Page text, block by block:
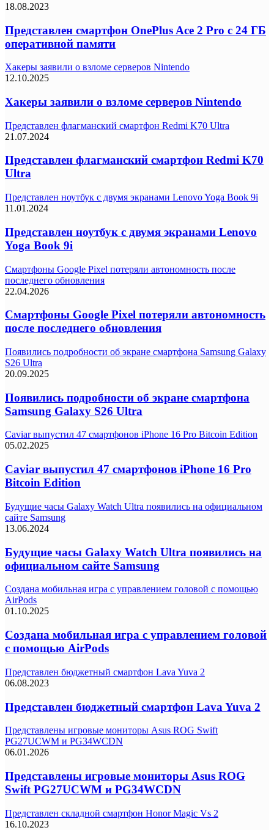
18.08.2023
Представлен смартфон OnePlus Ace 2 Pro с 24 ГБ
оперативной памяти
Хакеры заявили о взломе серверов Nintendo
12.10.2025
Хакеры заявили о взломе серверов Nintendo
Представлен флагманский смартфон Redmi K70 Ultra
21.07.2024
Представлен флагманский смартфон Redmi K70
Ultra
Представлен ноутбук с двумя экранами Lenovo Yoga Book 9i
11.01.2024
Представлен ноутбук с двумя экранами Lenovo
Yoga Book 9i
Смартфоны Google Pixel потеряли автономность после
последнего обновления
22.04.2026
Смартфоны Google Pixel потеряли автономность
после последнего обновления
Появились подробности об экране смартфона Samsung Galaxy
S26 Ultra
20.09.2025
Появились подробности об экране смартфона
Samsung Galaxy S26 Ultra
Caviar выпустил 47 смартфонов iPhone 16 Pro Bitcoin Edition
05.02.2025
Caviar выпустил 47 смартфонов iPhone 16 Pro
Bitcoin Edition
Будущие часы Galaxy Watch Ultra появились на официальном
сайте Samsung
13.06.2024
Будущие часы Galaxy Watch Ultra появились на
официальном сайте Samsung
Создана мобильная игра с управлением головой с помощью
AirPods
01.10.2025
Создана мобильная игра с управлением головой
с помощью AirPods
Представлен бюджетный смартфон Lava Yuva 2
06.08.2023
Представлен бюджетный смартфон Lava Yuva 2
Представлены игровые мониторы Asus ROG Swift
PG27UCWM и PG34WCDN
06.01.2026
Представлены игровые мониторы Asus ROG
Swift PG27UCWM и PG34WCDN
Представлен складной смартфон Honor Magic Vs 2
16.10.2023